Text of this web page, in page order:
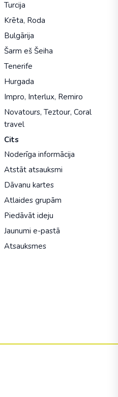
Turcija
Krēta, Roda
Bulgārija
Šarm eš Šeiha
Tenerife
Hurgada
Impro, Interlux, Remiro
Novatours, Teztour, Coral
travel
Cits
Noderīga informācija
Atstāt atsauksmi
Dāvanu kartes
Atlaides grupām
Piedāvāt ideju
Jaunumi e-pastā
Atsauksmes